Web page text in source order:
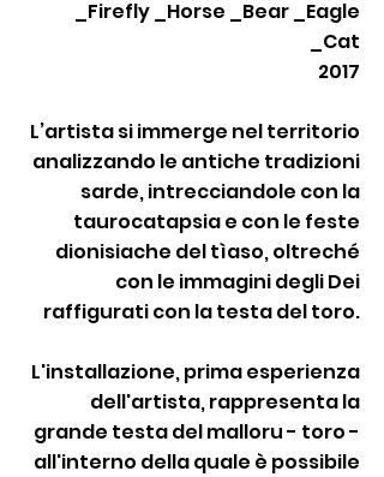
_Firefly _Horse _Bear _Eagle
_Cat
2017
L’artista si immerge nel territorio
analizzando le antiche tradizioni
sarde, intrecciandole con la
taurocatapsia e con le feste
dionisiache del tìaso, oltreché
con le immagini degli Dei
raffigurati con la testa del toro.
L'installazione, prima esperienza
dell'artista, rappresenta la
grande testa del malloru - toro -
all'interno della quale è possibile